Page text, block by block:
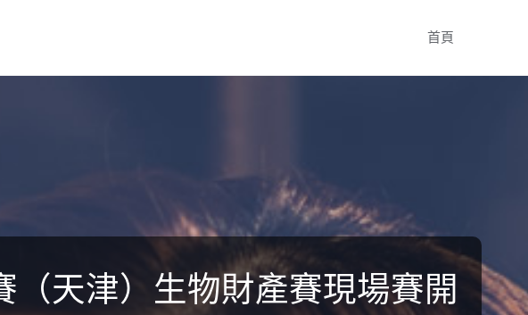
首頁
（天津）生物財產賽現場賽開